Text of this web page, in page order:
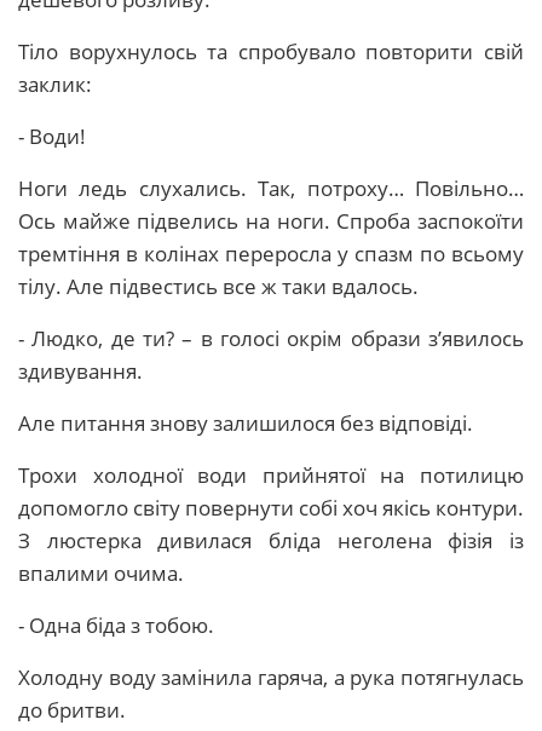
Тіло ворухнулось та спробувало повторити свій
заклик:
- Води!
Ноги ледь слухались. Так, потроху… Повільно…
Ось майже підвелись на ноги. Спроба заспокоїти
тремтіння в колінах переросла у спазм по всьому
тілу. Але підвестись все ж таки вдалось.
- Людко, де ти? – в голосі окрім образи з’явилось
здивування.
Але питання знову залишилося без відповіді.
Трохи холодної води прийнятої на потилицю
допомогло світу повернути собі хоч якісь контури.
З люстерка дивилася бліда неголена фізія із
впалими очима.
- Одна біда з тобою.
Холодну воду замінила гаряча, а рука потягнулась
до бритви.